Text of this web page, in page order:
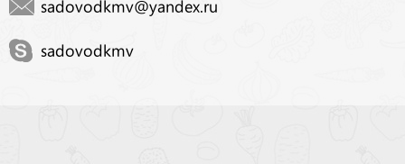
sadovodkmv@yandex.ru
sadovodkmv